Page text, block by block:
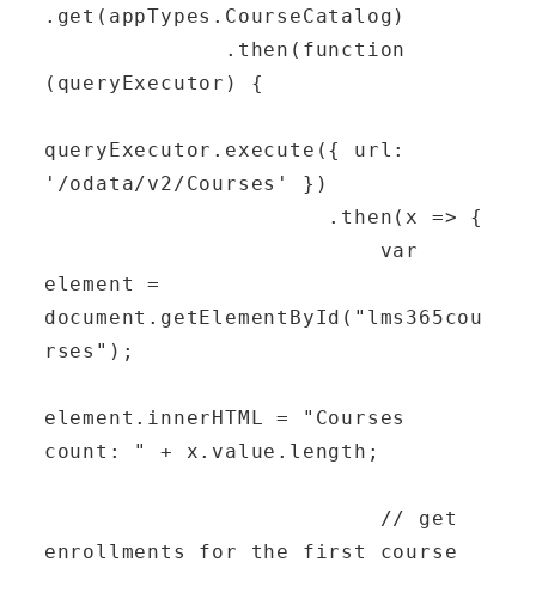
.get(appTypes.CourseCatalog)
(queryExecutor) {
queryExecutor.execute({ url:
'/odata/v2/Courses' })
element =
document.getElementById("lms365cou
rses");
element.innerHTML = "Courses
count: " + x.value.length;
enrollments for the first course